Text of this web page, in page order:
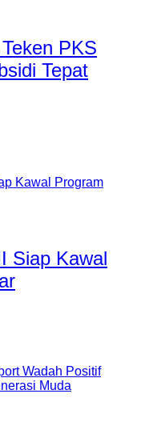
PKS
Tepat
Siap Kawal